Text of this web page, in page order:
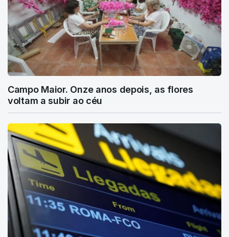
Campo Maior. Onze anos depois, as flores
voltam a subir ao céu